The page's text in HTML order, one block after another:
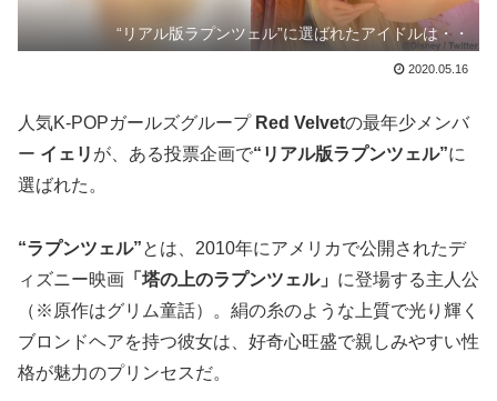
“リアル版ラプンツェル”に選ばれたアイドルは・・
2020.05.16
人気K-POPガールズグループRed Velvetの最年少メンバ
ー イェリ が、ある投票企画で“リアル版ラプンツェル”に
選ばれた。
“ラプンツェル”とは、2010年にアメリカで公開されたデ
ィズニー映画 「塔の上のラプンツェル」 に登場する主人公
（※原作はグリム童話）。絹の糸のような上質で光り輝く
ブロンドヘアを持つ彼女は、好奇心旺盛で親しみやすい性
格が魅力のプリンセスだ。